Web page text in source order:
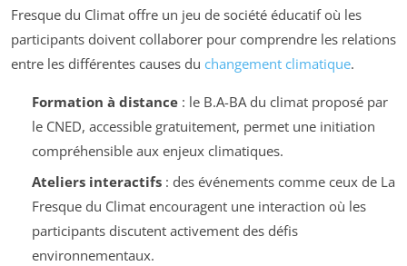
Fresque du Climat offre un jeu de société éducatif où les
participants doivent collaborer pour comprendre les relations
entre les différentes causes du changement climatique.
Formation à distance: le B.A-BA du climat proposé par
le CNED, accessible gratuitement, permet une initiation
compréhensible aux enjeux climatiques.
Ateliers interactifs: des événements comme ceux de La
Fresque du Climat encouragent une interaction où les
participants discutent activement des défis
environnementaux.